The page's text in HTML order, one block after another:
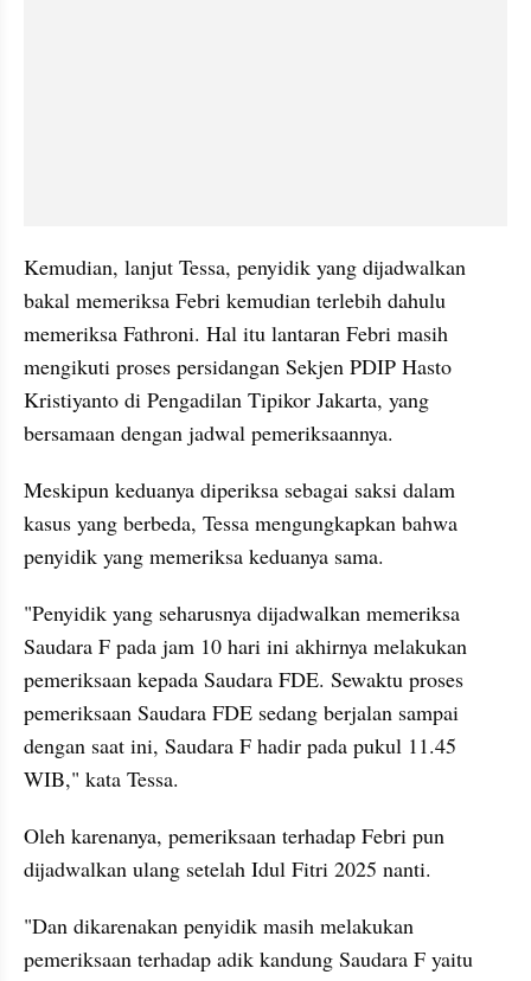
Kemudian, lanjut Tessa, penyidik yang dijadwalkan
bakal memeriksa Febri kemudian terlebih dahulu
memeriksa Fathroni. Hal itu lantaran Febri masih
mengikuti proses persidangan Sekjen PDIP Hasto
Kristiyanto di Pengadilan Tipikor Jakarta, yang
bersamaan dengan jadwal pemeriksaannya.
Meskipun keduanya diperiksa sebagai saksi dalam
kasus yang berbeda, Tessa mengungkapkan bahwa
penyidik yang memeriksa keduanya sama.
"Penyidik yang seharusnya dijadwalkan memeriksa
Saudara F pada jam 10 hari ini akhirnya melakukan
pemeriksaan kepada Saudara FDE. Sewaktu proses
pemeriksaan Saudara FDE sedang berjalan sampai
dengan saat ini, Saudara F hadir pada pukul 11.45
WIB," kata Tessa.
Oleh karenanya, pemeriksaan terhadap Febri pun
dijadwalkan ulang setelah Idul Fitri 2025 nanti.
"Dan dikarenakan penyidik masih melakukan
pemeriksaan terhadap adik kandung Saudara F yaitu